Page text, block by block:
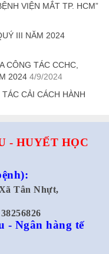
VIỆN MẮT TP. HCM”
III NĂM 2024
CÔNG TÁC CCHC,
2024 4/9/2024
CẢI CÁCH HÀNH
- HUYẾT HỌC
Tân Nhựt,
- Ngân hàng tế